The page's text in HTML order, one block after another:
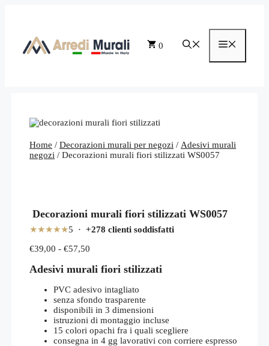
0
Home / Decorazioni murali per negozi / Adesivi murali
negozi / Decorazioni murali fiori stilizzati WS0057
Decorazioni murali fiori stilizzati WS0057
★★★★★5 · +278 clienti soddisfatti
€39,00 - €57,50
prezzo:
€39,00
a
€57,50
Adesivi murali fiori stilizzati
PVC adesivo intagliato
senza sfondo trasparente
disponibili in 3 dimensioni
istruzioni di montaggio incluse
15 colori opachi fra i quali scegliere
consegna in 4 gg lavorativi con corriere espresso